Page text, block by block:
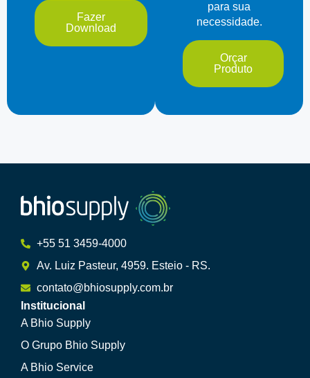
Fazer
Download
para sua
necessidade.
Orçar
Produto
+55 51 3459-4000
Av. Luiz Pasteur, 4959. Esteio - RS.
contato@bhiosupply.com.br
Institucional
A Bhio Supply
O Grupo Bhio Supply
A Bhio Service